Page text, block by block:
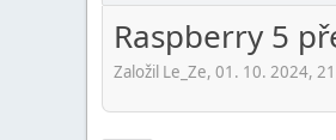
Raspberry 5
Založil Le_Ze, 01. 10. 2024,